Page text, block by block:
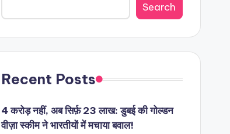
Search
Recent Posts
4 करोड़ नहीं, अब सिर्फ़ 23 लाख: डुबई की गोल्डन
वीज़ा स्कीम ने भारतीयों में मचाया बवाल!